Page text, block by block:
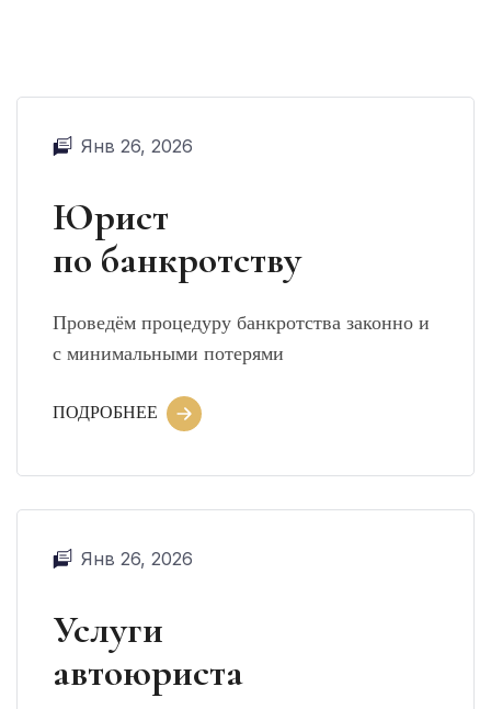
Янв 26, 2026
Юрист
по банкротству
Проведём процедуру банкротства законно и
с минимальными потерями
ПОДРОБНЕЕ
Янв 26, 2026
Услуги
автоюриста